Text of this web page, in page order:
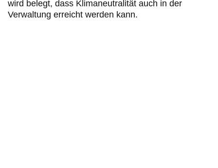
wird belegt, dass Klimaneutralität auch in der
Verwaltung erreicht werden kann.